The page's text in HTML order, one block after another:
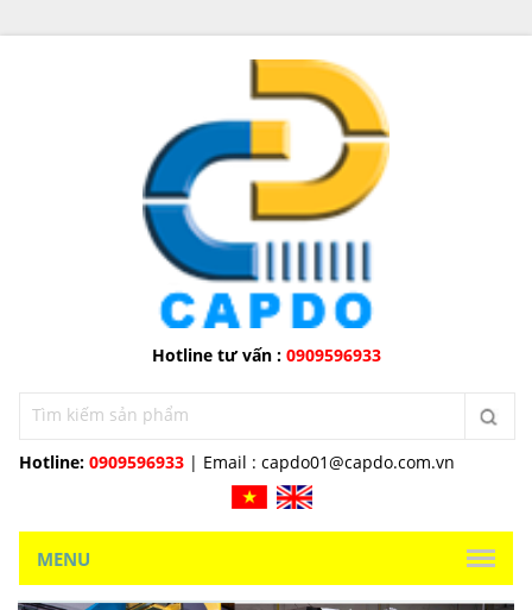
Hotline tư vấn : 0909596933
Hotline: 0909596933 | Email : capdo01@capdo.com.vn
MENU